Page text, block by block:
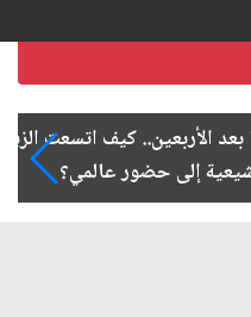
اتسعت الزيارة من هويتها